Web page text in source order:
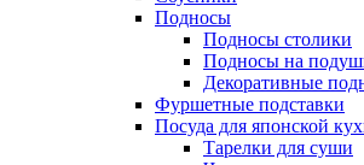
Подносы
Подносы столики
Подносы на
Декоративные
Фуршетные подставки
Посуда для японской
Тарелки для суши